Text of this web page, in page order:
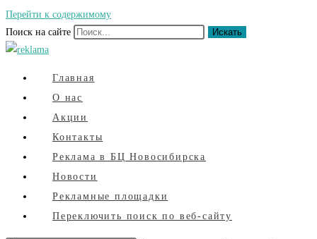
Перейти к содержимому
Поиск на сайте
Искать
Главная
О нас
Акции
Контакты
Реклама в БЦ Новосибирска
Новости
Рекламные площадки
Переключить поиск по веб-сайту